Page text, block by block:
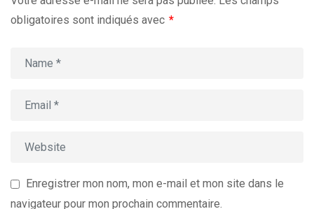
obligatoires sont indiqués avec *
Enregistrer mon nom, mon e-mail et mon site dans le
navigateur pour mon prochain commentaire.